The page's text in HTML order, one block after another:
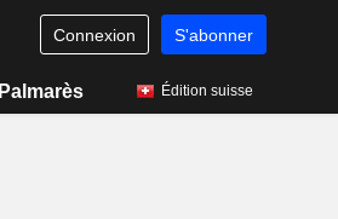
Connexion S'abonner
Palmarès Édition suisse